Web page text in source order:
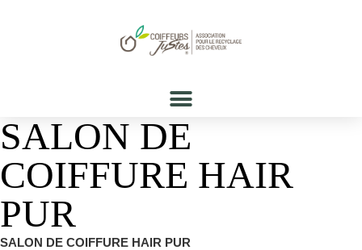
SALON DE
COIFFURE HAIR
PUR
SALON DE COIFFURE HAIR PUR